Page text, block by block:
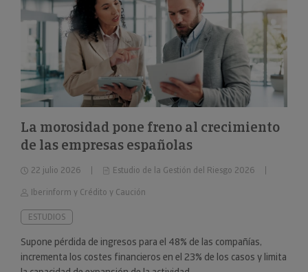
La morosidad pone freno al crecimiento
de las empresas españolas
22 julio 2026
Estudio de la Gestión del Riesgo 2026
Iberinform y Crédito y Caución
ESTUDIOS
Supone pérdida de ingresos para el 48% de las compañías,
incrementa los costes financieros en el 23% de los casos y limita